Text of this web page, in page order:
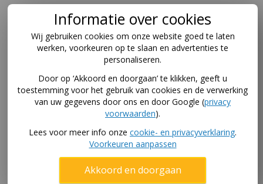
De Berg Step Nexo Lime is een opvouwbare step voor
kinderen tussen de 2 en 12 jaar! Het stuur groeit
vanaf een lengte van 90-140 cm mee. De slijtvaste PU-
wielen met de optimale kogellagers zorgen ervoor dat
je kind overal comfortabel stept. Door de antislip op
de handvaten en het deck zal je minder snel uitglijden.
Ook creëren de drie geruisloze wielen en het
stuurslot extra stabiliteit.
remmen met de achterrem. Wil je deze inklapbare
step maar is de kleur niet helemaal wat je zoekt? Dan
hebben wij dezelfde step nog in drie verschillende
Minten Blauw. Ook verkrijgbaar
Informatie over cookies
Wij gebruiken cookies om onze website goed te laten
werken, voorkeuren op te slaan en advertenties te
personaliseren.
Door op ‘Akkoord en doorgaan’ te klikken, geeft u
toestemming voor het gebruik van cookies en de verwerking
van uw gegevens door ons en door Google (privacy
voorwaarden).
Lees voor meer info onze cookie- en privacyverklaring.
Voorkeuren aanpassen
Akkoord en doorgaan